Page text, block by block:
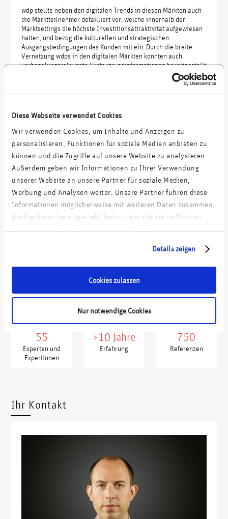
Diese Webseite verwendet Cookies
Wir verwenden Cookies, um Inhalte und Anzeigen zu
personalisieren, Funktionen für soziale Medien anbieten zu
können und die Zugriffe auf unsere Website zu analysieren.
Außerdem geben wir Informationen zu Ihrer Verwendung
unserer Website an unsere Partner für soziale Medien,
Werbung und Analysen weiter. Unsere Partner führen diese
Informationen möglicherweise mit weiteren Daten zusammen,
die Sie ihnen bereitgestellt haben oder die sie im Rahmen
Ihrer Nutzung der Dienste gesammelt haben.
Details zeigen
Cookies zulassen
Nur notwendige Cookies
wdp stellte neben den digitalen Trends in diesen Märkten auch
die Marktteilnehmer detailliert vor, welche innerhalb der
Marktsettings die höchste Investitionsattraktivität aufgewiesen
hatten, und bezog die kulturellen und strategischen
Ausgangsbedingungen des Kunden mit ein. Durch die breite
Vernetzung wdps in den digitalen Märkten konnten auch
verhandlungsrelevante Hintergrundinformationen bereitgestellt
Weitere Projekte:
Digitale Roadmap für einen Standort-Logistiker
Digitalstrategie für einen mittelständischen Marktführer in
Haustechnik-Lösungen
Digitalstrategie und Umsetzungs-Roadmap für einen
Energieversorger
wdp in Kennzahlen
55
Experten und
Expertinnen
>10 Jahre
Erfahrung
750
Referenzen
Ihr Kontakt